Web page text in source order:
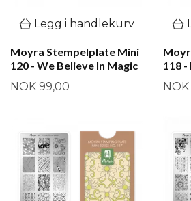
Legg i handlekurv
Moyra Stempelplate Mini
120 - We Believe In Magic
NOK 99,00
118 -